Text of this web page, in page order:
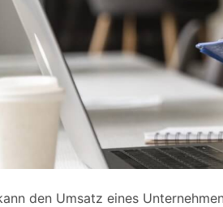
den Umsatz eines